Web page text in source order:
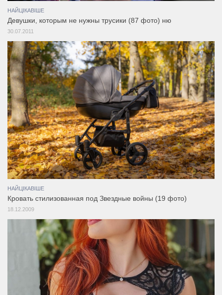
НАЙЦІКАВІШЕ
Девушки, которым не нужны трусики (87 фото) ню
30.07.2011
НАЙЦІКАВІШЕ
Кровать стилизованная под Звездные войны (19 фото)
18.12.2009